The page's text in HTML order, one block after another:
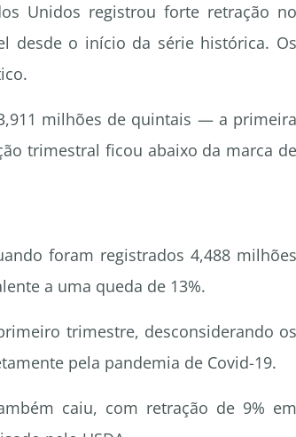
Unidos registrou forte retração no
desde o início da série histórica. Os
milhões de quintais — a primeira
trimestral ficou abaixo da marca de
foram registrados 4,488 milhões
a uma queda de 13%.
trimestre, desconsiderando os
pela pandemia de Covid-19.
caiu, com retração de 9% em